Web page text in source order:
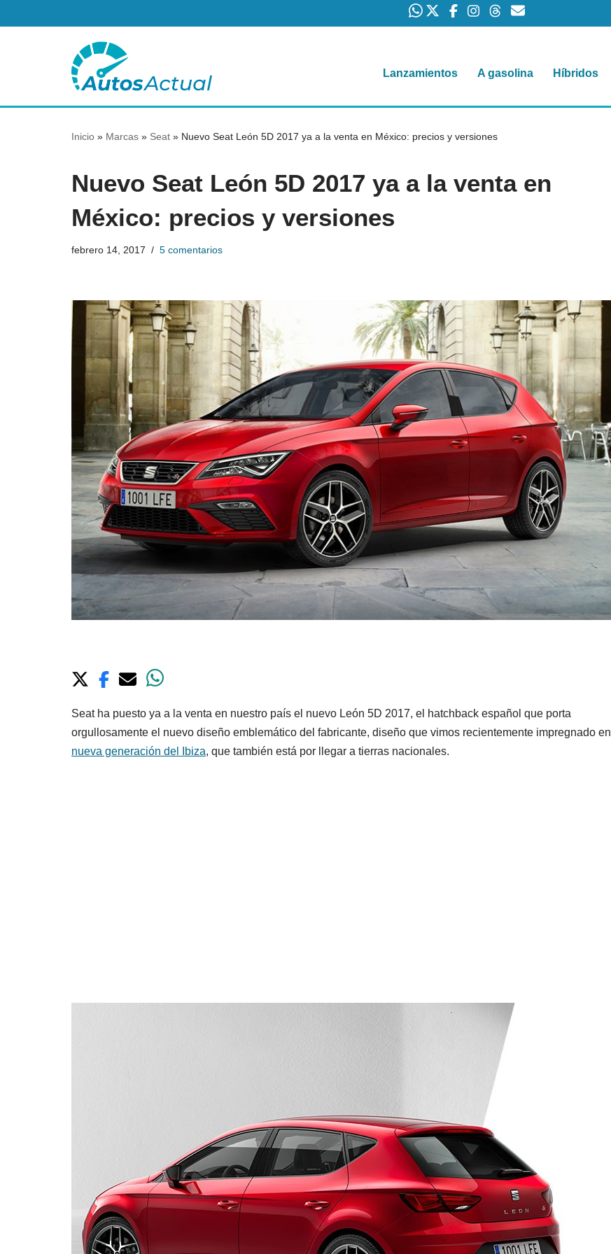
contenido
Lanzamientos A gasolina Híbridos
Inicio » Marcas » Seat » Nuevo Seat León 5D 2017 ya a la venta en México: precios y versiones
Nuevo Seat León 5D 2017 ya a la venta en
México: precios y versiones
febrero 14, 2017 5 comentarios
Seat ha puesto ya a la venta en nuestro país el nuevo León 5D 2017, el hatchback español que porta
orgullosamente el nuevo diseño emblemático del fabricante, diseño que vimos recientemente impregnado en
nueva generación del Ibiza, que también está por llegar a tierras nacionales.